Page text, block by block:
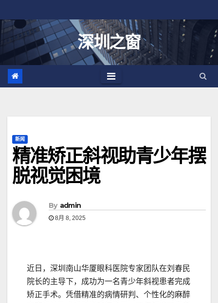
至
深圳之窗
新闻
精准矫正斜视助青少年摆
脱视觉困境
By admin
8月 8, 2025
近日，深圳南山华厦眼科医院专家团队在刘春民
院长的主导下，成功为一名青少年斜视患者完成
矫正手术。凭借精准的病情研判、个性化的麻醉